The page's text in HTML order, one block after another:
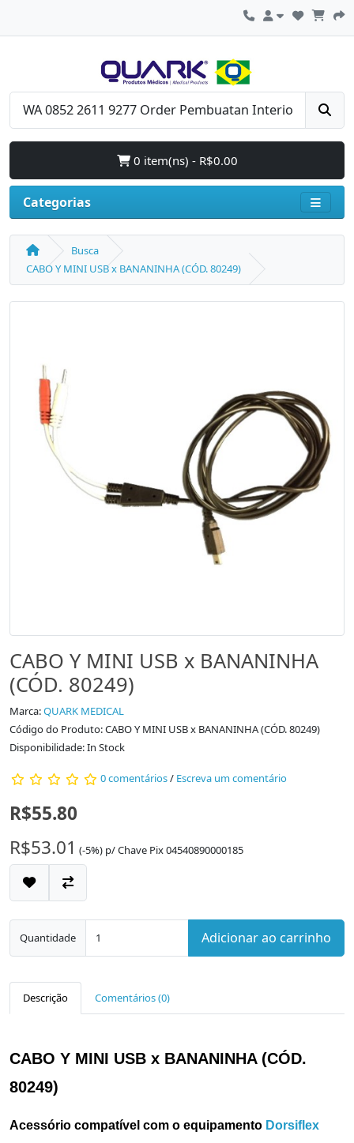
0 item(ns) - R$0.00
Categorias
Busca
CABO Y MINI USB x BANANINHA (CÓD. 80249)
CABO Y MINI USB x BANANINHA
(CÓD. 80249)
Marca:QUARK MEDICAL
Código do Produto: CABO Y MINI USB x BANANINHA (CÓD. 80249)
Disponibilidade: In Stock
0 comentários/ Escreva um comentário
R$55.80
R$53.01 (-5%) p/Chave Pix 04540890000185
Quantidade Adicionar ao carrinho
Descrição Comentários (0)
CABO Y MINI USB x BANANINHA (CÓD.
80249)
Acessório compatível com o equipamento Dorsiflex